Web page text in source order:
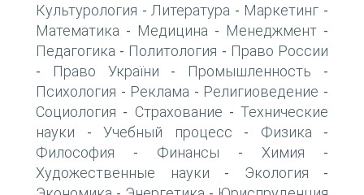
Культурология - Литература - Маркетинг -
Математика - Медицина - Менеджмент -
Педагогика - Политология - Право России
- Право України - Промышленность -
Психология - Реклама - Религиоведение -
Социология - Страхование - Технические
науки - Учебный процесс - Физика -
Философия - Финансы - Химия -
Художественные науки - Экология -